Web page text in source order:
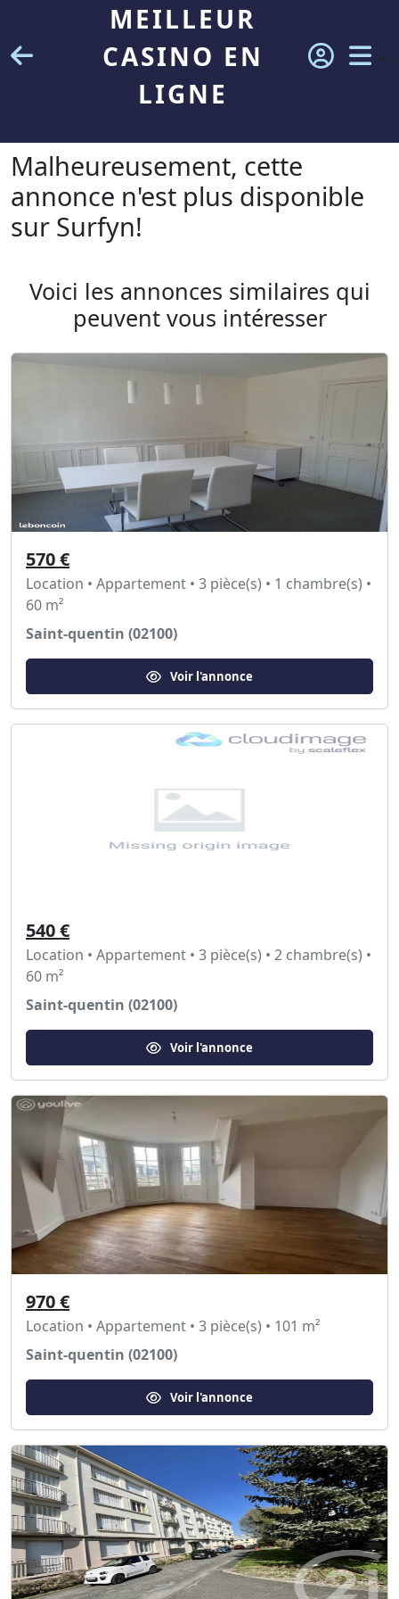
MEILLEUR
CASINO EN
LIGNE
Malheureusement, cette
annonce n'est plus disponible
sur Surfyn!
Voici les annonces similaires qui
peuvent vous intéresser
570 €
Location • Appartement • 3 pièce(s) • 1 chambre(s) •
60 m²
Saint-quentin (02100)
Voir l'annonce
540 €
Location • Appartement • 3 pièce(s) • 2 chambre(s) •
60 m²
Saint-quentin (02100)
Voir l'annonce
970 €
Location • Appartement • 3 pièce(s) • 101 m²
Saint-quentin (02100)
Voir l'annonce